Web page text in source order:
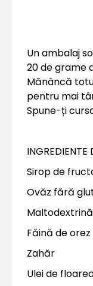
Un ambalaj
20 de grame
Mănâncă
pentru mai
Spune-ți
INGREDIENTE
Sirop de
Ovăz fără
Maltodextrină
Făină de orez
Zahăr
Ulei de